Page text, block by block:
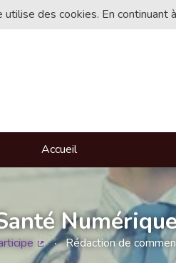
utilise des cookies. En
Accueil
(Lien externe)
Rédaction de